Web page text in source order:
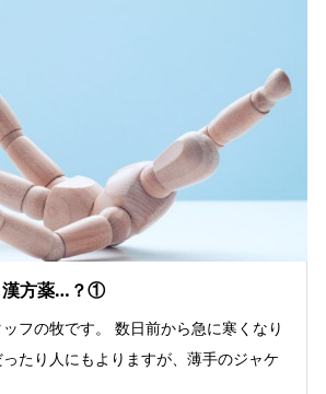
漢方薬…？①
フの牧です。 数日前から急に寒くなり
たり人にもよりますが、薄手のジャケ